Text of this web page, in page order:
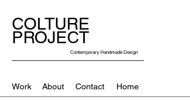
About
Work Home
Contact
COLTURE
PROJECT
Contemporary Handmade Design